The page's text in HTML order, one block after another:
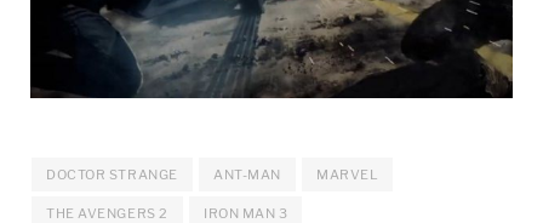
DOCTOR STRANGE ANT-MAN MARVEL
THE AVENGERS 2 IRON MAN 3